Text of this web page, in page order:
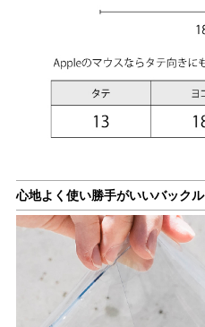
心地よく使い勝手がいいバックル